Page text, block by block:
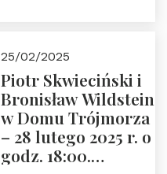
2025 r. godz. 17:30,
DAW ul. Miodowa
17/19
25/02/2025
Piotr Skwieciński i
Bronisław Wildstein
w Domu Trójmorza
– 28 lutego 2025 r. o
godz. 18:00.